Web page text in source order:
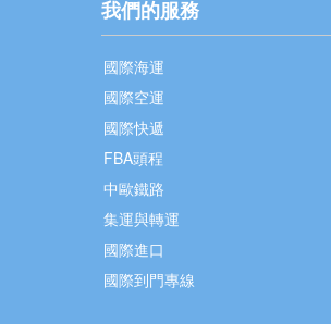
我們的服務
國際海運
國際空運
國際快遞
FBA頭程
中歐鐵路
集運與轉運
國際進口
國際到門專線